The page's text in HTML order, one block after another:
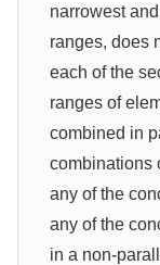
narrowest
ranges, does
each of the
ranges of
combined in
combinations
any of the
any of the
in a non-